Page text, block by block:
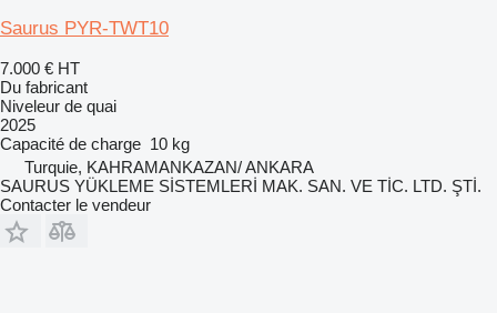
Saurus PYR-TWT10
7.000 € HT
Du fabricant
Niveleur de quai
2025
Capacité de charge 10 kg
Turquie, KAHRAMANKAZAN/ ANKARA
SAURUS YÜKLEME SİSTEMLERİ MAK. SAN. VE TİC. LTD. ŞTİ.
Contacter le vendeur